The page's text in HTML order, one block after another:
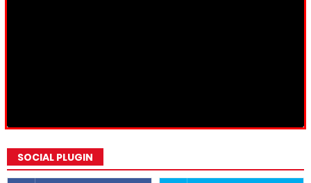
SOCIAL PLUGIN